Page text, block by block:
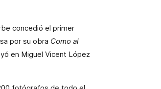
concedió el primer
por su obra Como al
en Miguel Vicent López